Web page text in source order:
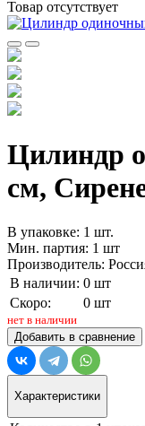
Товар отсутствует
Цилиндр
см,
В упаковке: 1 шт.
Мин. партия: 1 шт
Производитель:
В наличии: 0 шт
Скоро:
0 шт
нет в наличии
Добавить в сравнение
Характеристики